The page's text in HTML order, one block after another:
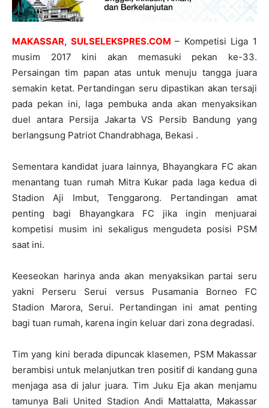
MAKASSAR, SULSELEKSPRES.COM– Kompetisi Liga 1
musim 2017 kini akan memasuki pekan ke-33.
Persaingan tim papan atas untuk menuju tangga juara
semakin ketat. Pertandingan seru dipastikan akan tersaji
pada pekan ini, laga pembuka anda akan menyaksikan
duel antara Persija Jakarta VS Persib Bandung yang
berlangsung Patriot Chandrabhaga, Bekasi .
Sementara kandidat juara lainnya, Bhayangkara FC akan
menantang tuan rumah Mitra Kukar pada laga kedua di
Stadion Aji Imbut, Tenggarong. Pertandingan amat
penting bagi Bhayangkara FC jika ingin menjuarai
kompetisi musim ini sekaligus mengudeta posisi PSM
saat ini.
Keeseokan harinya anda akan menyaksikan partai seru
yakni Perseru Serui versus Pusamania Borneo FC
Stadion Marora, Serui. Pertandingan ini amat penting
bagi tuan rumah, karena ingin keluar dari zona degradasi.
Tim yang kini berada dipuncak klasemen, PSM Makassar
berambisi untuk melanjutkan tren positif di kandang guna
menjaga asa di jalur juara. Tim Juku Eja akan menjamu
tamunya Bali United Stadion Andi Mattalatta, Makassar